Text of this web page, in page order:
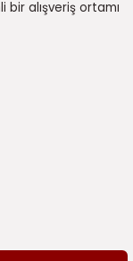
bir alışveriş ortamı